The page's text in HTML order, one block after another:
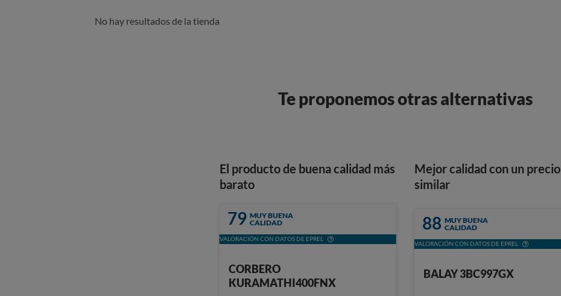
No hay resultados de la tienda
Te proponemos otras alternativas
El producto de buena calidad más
barato
79 MUY BUENA
CALIDAD
VALORACIÓN CON DATOS DE EPREL
CORBERO
KURAMATHI400FNX
Mejor calidad con un precio
similar
88 MUY BUENA
CALIDAD
VALORACIÓN CON DATOS DE EPREL
BALAY 3BC997GX